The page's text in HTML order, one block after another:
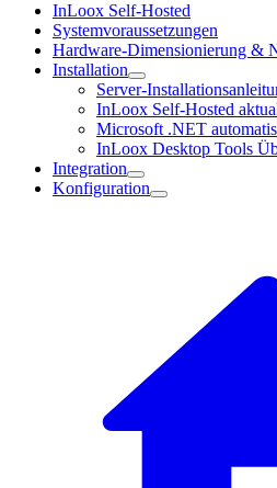
InLoox Self-Hosted
Systemvoraussetzungen
Hardware-Dimensionierung &
Installation
Server-
InLoox Self-Hosted
Microsoft .NET
InLoox Desktop Tools
Integration
Konfiguration